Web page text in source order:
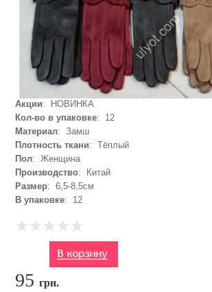
Акции: НОВИНКА
Кол-во в упаковке: 12
Материал: Замш
Плотность ткани: Тёплый
Пол: Женщина
Производство: Китай
Размер: 6,5-8,5см
В упаковке: 12
95грн.